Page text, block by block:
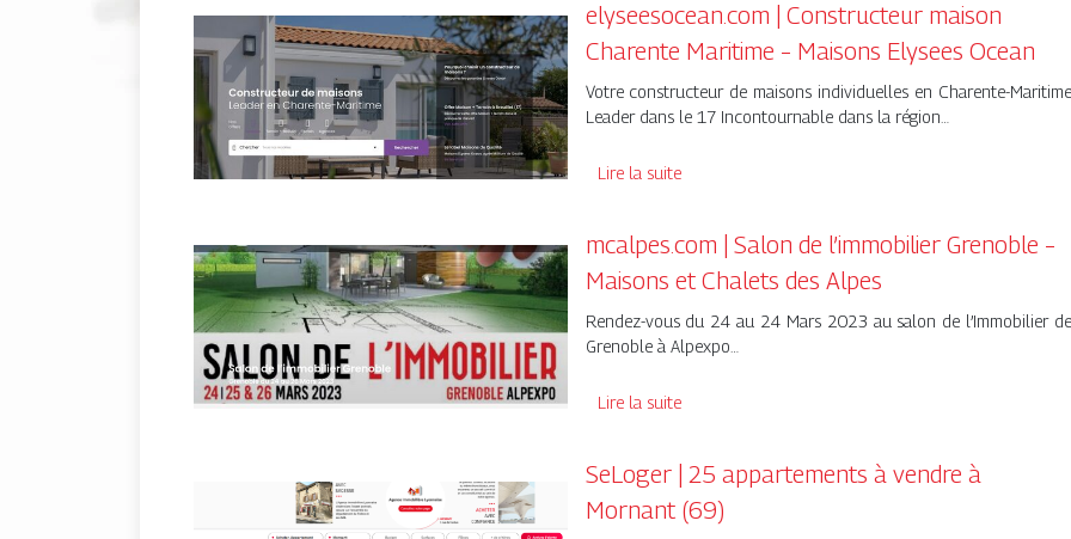
elyseesocean.com | Constructeur maison
Charente Maritime – Maisons Elysees Ocean
Votre constructeur de maisons individuelles en Charente-Maritime
Leader dans le 17 Incontournable dans la région…
Lire la suite
mcalpes.com | Salon de l’immobilier Grenoble –
Maisons et Chalets des Alpes
Rendez-vous du 24 au 24 Mars 2023 au salon de l’Immobilier de
Grenoble à Alpexpo…
Lire la suite
SeLoger | 25 appartements à vendre à
Mornant (69)